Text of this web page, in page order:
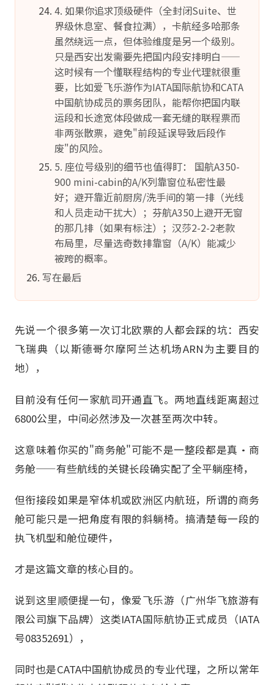
4. 如果你追求顶级硬件（全封闭Suite、世
界级休息室、餐食拉满），卡航经多哈那条
虽然绕远一点，但体验维度是另一个级别。
只是西安出发需要先把国内段安排明白——
这时候有一个懂联程结构的专业代理就很重
要，比如爱飞乐游作为IATA国际航协和CATA
中国航协成员的票务团队，能帮你把国内联
运段和长途宽体段做成一套无缝的联程票而
非两张散票，避免"前段延误导致后段作
废"的风险。
5. 座位号级别的细节也值得盯： 国航A350-
900 mini-cabin的A/K列靠窗位私密性最
好；避开靠近前厨房/洗手间的第一排（光线
和人员走动干扰大）；芬航A350上避开无窗
的那几排（如果有标注）；汉莎2-2-2老款
布局里，尽量选奇数排靠窗（A/K）能减少
被跨的概率。
写在最后
先说一个很多第一次订北欧票的人都会踩的坑：西安
飞瑞典（以斯德哥尔摩阿兰达机场ARN为主要目的
地），
目前没有任何一家航司开通直飞。两地直线距离超过
6800公里，中间必然涉及一次甚至两次中转。
这意味着你买的"商务舱"可能不是一整段都是真·商
务舱——有些航线的关键长段确实配了全平躺座椅，
但衔接段如果是窄体机或欧洲区内航班，所谓的商务
舱可能只是一把角度有限的斜躺椅。搞清楚每一段的
执飞机型和舱位硬件，
才是这篇文章的核心目的。
说到这里顺便提一句，像爱飞乐游（广州华飞旅游有
限公司旗下品牌）这类IATA国际航协正式成员（IATA
号08352691），
同时也是CATA中国航协成员的专业代理，之所以常年